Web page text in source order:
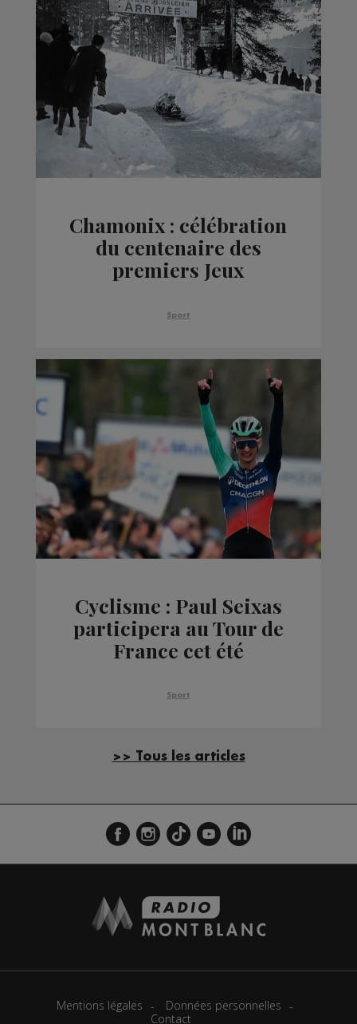
Chamonix : célébration
du centenaire des
premiers Jeux
l’histoire
Sport
Cyclisme : Paul Seixas
participera au Tour de
France cet été
Sport
>> Tous les articles
Mentions légales
Données personnelles
Contact